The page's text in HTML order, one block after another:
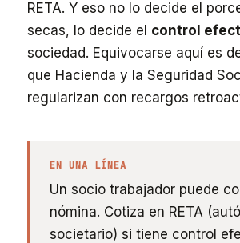
RETA. Y eso no lo decide el
secas, lo decide el control
sociedad. Equivocarse aquí es
que Hacienda y la Seguridad
regularizan con recargos
EN UNA LÍNEA
Un socio trabajador puede
nómina. Cotiza en RETA
societario) si tiene control